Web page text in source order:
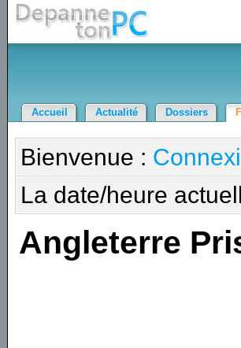
Accueil Actualité Dossiers
Bienvenue :
La date/heure
Angleterre